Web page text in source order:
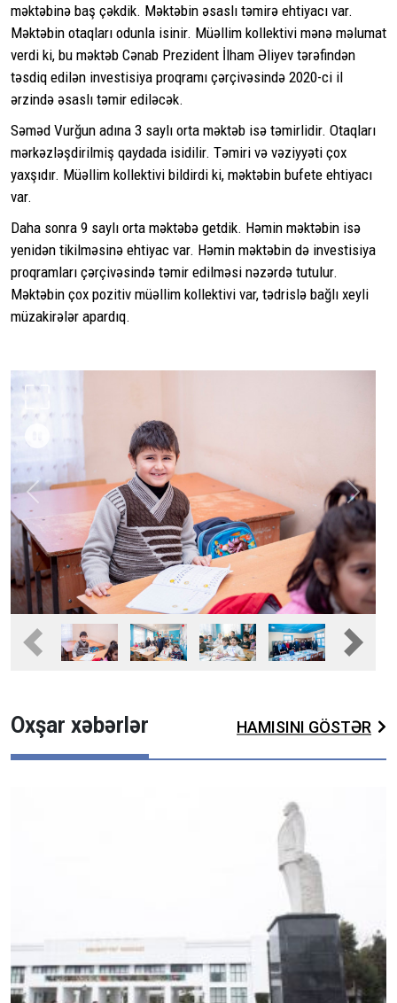
məktəbinə baş çəkdik. Məktəbin əsaslı təmirə ehtiyacı var.
Məktəbin otaqları odunla isinir. Müəllim kollektivi mənə məlumat
verdi ki, bu məktəb Cənab Prezident İlham Əliyev tərəfindən
təsdiq edilən investisiya proqramı çərçivəsində 2020-ci il
ərzində əsaslı təmir ediləcək.
Səməd Vurğun adına 3 saylı orta məktəb isə təmirlidir. Otaqları
mərkəzləşdirilmiş qaydada isidilir. Təmiri və vəziyyəti çox
yaxşıdır. Müəllim kollektivi bildirdi ki, məktəbin bufete ehtiyacı
var.
Daha sonra 9 saylı orta məktəbə getdik. Həmin məktəbin isə
yenidən tikilməsinə ehtiyac var. Həmin məktəbin də investisiya
proqramları çərçivəsində təmir edilməsi nəzərdə tutulur.
Məktəbin çox pozitiv müəllim kollektivi var, tədrislə bağlı xeyli
müzakirələr apardıq.
Previous Next
Fullscreen
Previous
Next
Oxşar xəbərlər HAMISINI GÖSTƏR